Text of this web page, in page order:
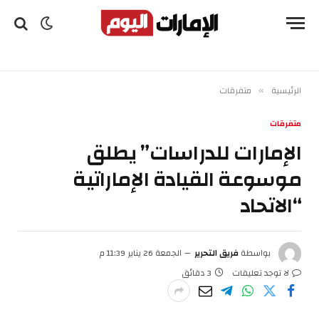
الرئيسية » متفرقات
متفرقات
الإمارات للدراسات” يطلق
موسوعة القيادة الإماراتية
“الاتحاد
بواسطةفريق التحرير
الجمعة 26 يناير 11:39 م
لا توجد تعليقات
3 دقائق